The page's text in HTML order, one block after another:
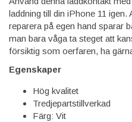
laddning till din iPhone 11
reparera på egen hand sparar
man bara våga ta steget att
försiktig som oerfaren, ha
Egenskaper
Hög kvalitet
Tredjepartstillverkad
Färg: Vit